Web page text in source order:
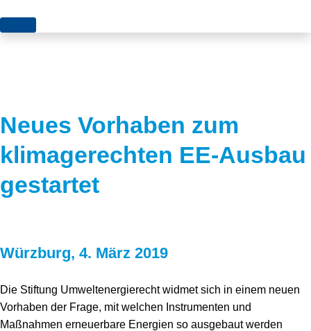
Themen
Flächen
Genehmigungen
Grundsatzfragen
Netze
Sektorenkopplung
Speicher
News
Blog
Karriere
Stiftungsporträt
Team
Forschungsnetzwerk
Neues Vorhaben zum
klimagerechten EE-Ausbau
gestartet
Würzburg, 4. März 2019
Die Stiftung Umweltenergierecht widmet sich in einem neuen
Vorhaben der Frage, mit welchen Instrumenten und
Maßnahmen erneuerbare Energien so ausgebaut werden